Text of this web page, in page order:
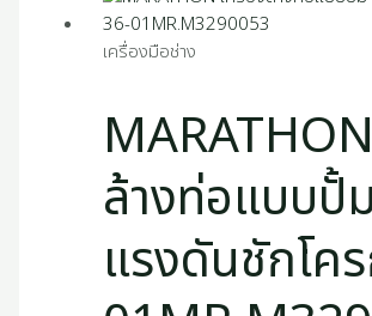
เครื่องมือช่าง
ล้างท่อแบบปั้
แรงดันชักโค